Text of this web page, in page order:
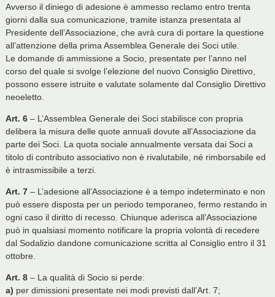
Avverso il diniego di adesione è ammesso reclamo entro trenta
giorni dalla sua comunicazione, tramite istanza presentata al
Presidente dell’Associazione, che avrà cura di portare la questione
all’attenzione della prima Assemblea Generale dei Soci utile.
Le domande di ammissione a Socio, presentate per l’anno nel
corso del quale si svolge l’elezione del nuovo Consiglio Direttivo,
possono essere istruite e valutate solamente dal Consiglio Direttivo
neoeletto.
Art. 6– L’Assemblea Generale dei Soci stabilisce con propria
delibera la misura delle quote annuali dovute all’Associazione da
parte dei Soci. La quota sociale annualmente versata dai Soci a
titolo di contributo associativo non è rivalutabile, né rimborsabile ed
è intrasmissibile a terzi.
Art. 7– L’adesione all’Associazione è a tempo indeterminato e non
può essere disposta per un periodo temporaneo, fermo restando in
ogni caso il diritto di recesso. Chiunque aderisca all’Associazione
può in qualsiasi momento notificare la propria volontà di recedere
dal Sodalizio dandone comunicazione scritta al Consiglio entro il 31
ottobre.
Art. 8– La qualità di Socio si perde:
a) per dimissioni presentate nei modi previsti dall’Art. 7;